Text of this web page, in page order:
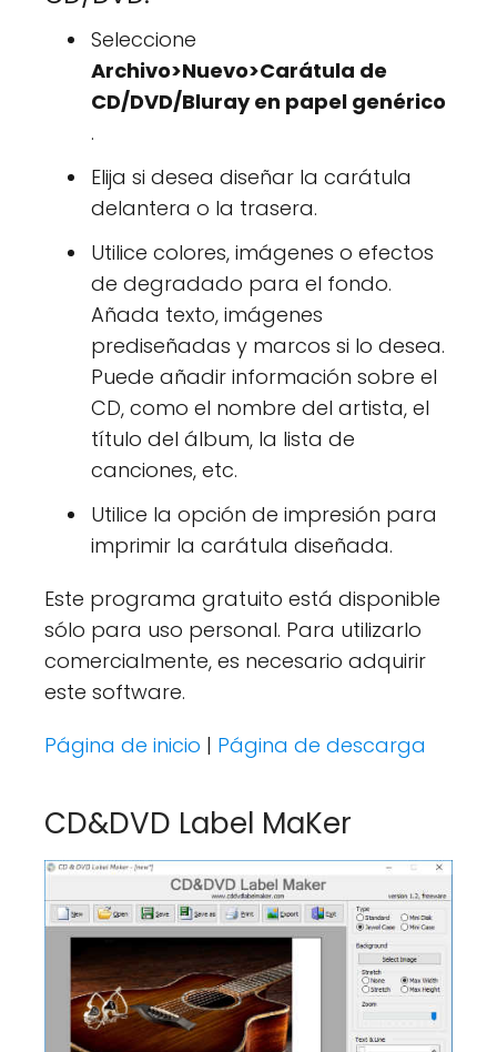
Seleccione
Archivo>Nuevo>Carátula de
CD/DVD/Bluray en papel genérico
.
Elija si desea diseñar la carátula
delantera o la trasera.
Utilice colores, imágenes o efectos
de degradado para el fondo.
Añada texto, imágenes
prediseñadas y marcos si lo desea.
Puede añadir información sobre el
CD, como el nombre del artista, el
título del álbum, la lista de
canciones, etc.
Utilice la opción de impresión para
imprimir la carátula diseñada.
Este programa gratuito está disponible
sólo para uso personal. Para utilizarlo
comercialmente, es necesario adquirir
este software.
Página de inicio | Página de descarga
CD&DVD Label MaKer